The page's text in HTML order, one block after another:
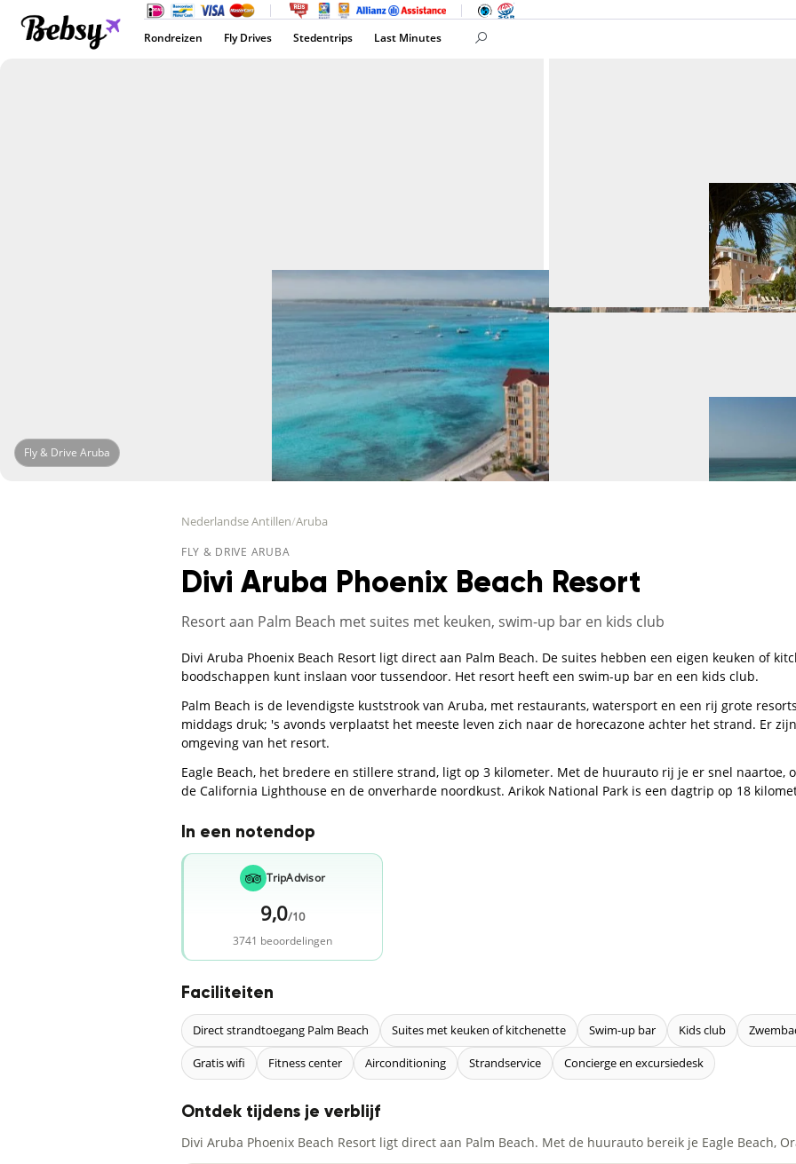
Rondreizen Fly Drives Stedentrips Last Minutes
Fly & Drive Aruba
Nederlandse Antillen/Aruba
FLY & DRIVE ARUBA
Divi Aruba Phoenix Beach Resort
Resort aan Palm Beach met suites met keuken, swim-up bar en kids club
Divi Aruba Phoenix Beach Resort ligt direct aan Palm Beach. De suites hebben een eigen keuken of
boodschappen kunt inslaan voor tussendoor. Het resort heeft een swim-up bar en een kids club.
Palm Beach is de levendigste kuststrook van Aruba, met restaurants, watersport en een rij grote
middags druk; 's avonds verplaatst het meeste leven zich naar de horecazone achter het strand. Er
omgeving van het resort.
Eagle Beach, het bredere en stillere strand, ligt op 3 kilometer. Met de huurauto rij je er snel naartoe,
de California Lighthouse en de onverharde noordkust. Arikok National Park is een dagtrip op 18
In een notendop
TripAdvisor
9,0/10
3741 beoordelingen
Faciliteiten
Direct strandtoegang Palm Beach Suites met keuken of kitchenette Swim-up bar Kids club
Gratis wifi Fitness center Airconditioning Strandservice Concierge en excursiedesk
Ontdek tijdens je verblijf
Divi Aruba Phoenix Beach Resort ligt direct aan Palm Beach. Met de huurauto bereik je Eagle Beach,